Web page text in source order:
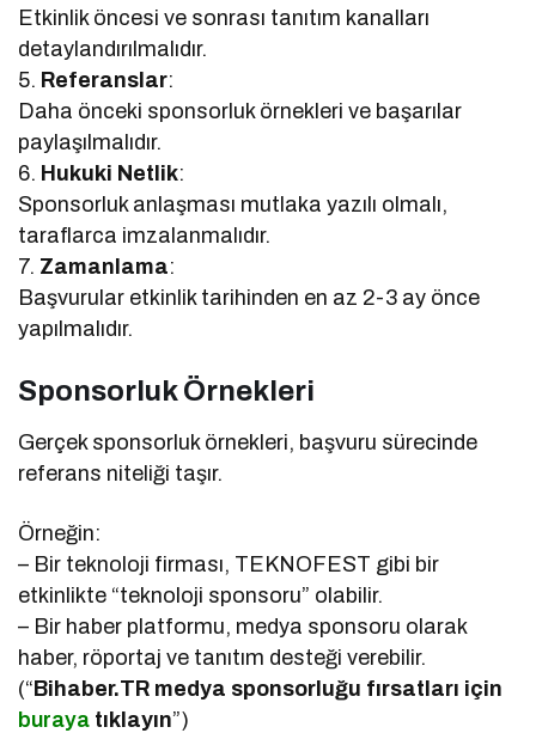
Etkinlik öncesi ve sonrası tanıtım kanalları
detaylandırılmalıdır.
5. Referanslar:
Daha önceki sponsorluk örnekleri ve başarılar
paylaşılmalıdır.
6. Hukuki Netlik:
Sponsorluk anlaşması mutlaka yazılı olmalı,
taraflarca imzalanmalıdır.
7. Zamanlama:
Başvurular etkinlik tarihinden en az 2-3 ay önce
yapılmalıdır.
Sponsorluk Örnekleri
Gerçek sponsorluk örnekleri, başvuru sürecinde
referans niteliği taşır.
Örneğin:
– Bir teknoloji firması, TEKNOFEST gibi bir
etkinlikte “teknoloji sponsoru” olabilir.
– Bir haber platformu, medya sponsoru olarak
haber, röportaj ve tanıtım desteği verebilir.
(“Bihaber.TR medya sponsorluğu fırsatları için
buraya tıklayın”)